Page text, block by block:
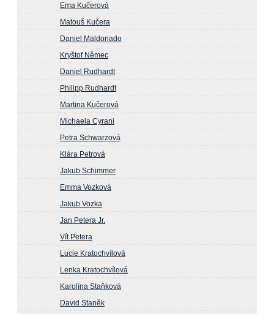
Ema Kučerová
Matouš Kučera
Daniel Maldonado
Kryštof Němec
Daniel Rudhardt
Philipp Rudhardt
Martina Kučerová
Michaela Cyrani
Petra Schwarzová
Klára Petrová
Jakub Schimmer
Emma Vozková
Jakub Vozka
Jan Petera Jr.
Vít Petera
Lucie Kratochvílová
Lenka Kratochvílová
Karolína Staňková
David Staněk